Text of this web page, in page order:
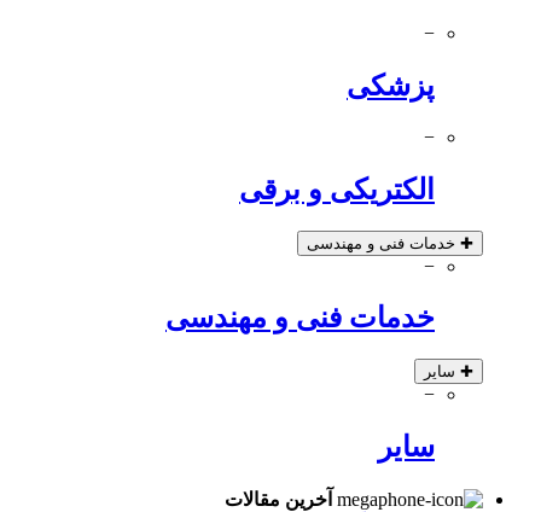
−
پزشکی
−
الکتریکی و برقی
✚ خدمات فنی و مهندسی
−
خدمات فنی و مهندسی
✚ سایر
−
سایر
آخرین مقالات